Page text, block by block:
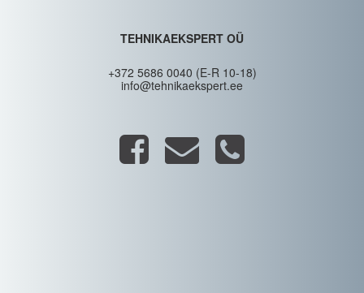
TEHNIKAEKSPERT OÜ
+372 5686 0040 (E-R 10-18)
info@tehnikaekspert.ee